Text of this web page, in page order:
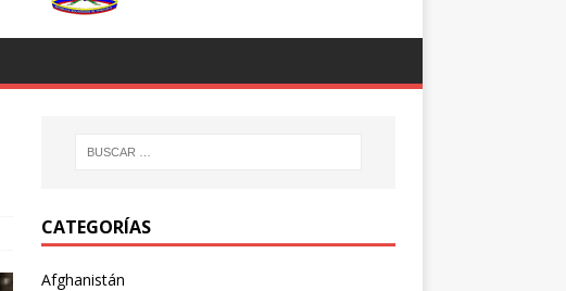
CATEGORÍAS
Afghanistán